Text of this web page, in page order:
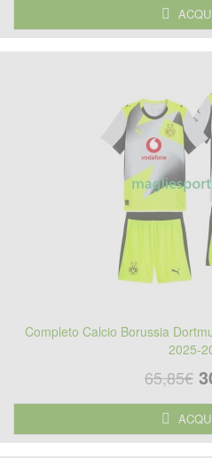
Completo Calcio Borussia
2025-
65,85€